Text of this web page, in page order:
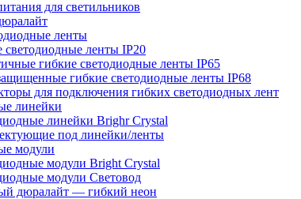
для светильников
ленты
светодиодные ленты IP20
гибкие светодиодные ленты IP65
гибкие светодиодные ленты IP68
для подключения гибких светодиодных лент
линейки
линейки Brighr Crystal
под линейки/ленты
модули
модули Bright Crystal
модули Световод
дюралайт — гибкий неон